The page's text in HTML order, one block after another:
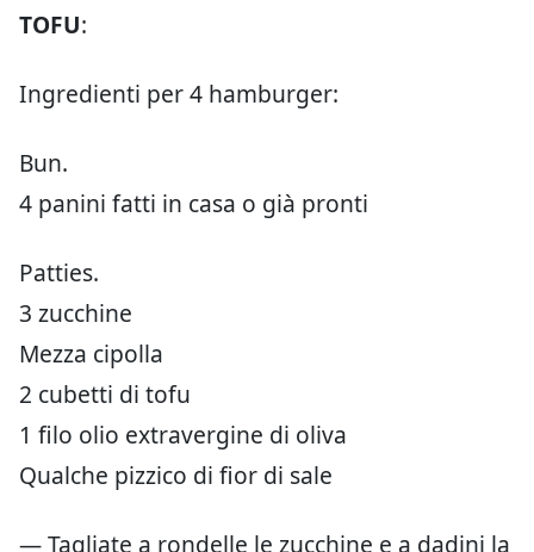
TOFU:
Ingredienti per 4 hamburger:
Bun.
4 panini fatti in casa o già pronti
Patties.
3 zucchine
Mezza cipolla
2 cubetti di tofu
1 filo olio extravergine di oliva
Qualche pizzico di fior di sale
— Tagliate a rondelle le zucchine e a dadini la